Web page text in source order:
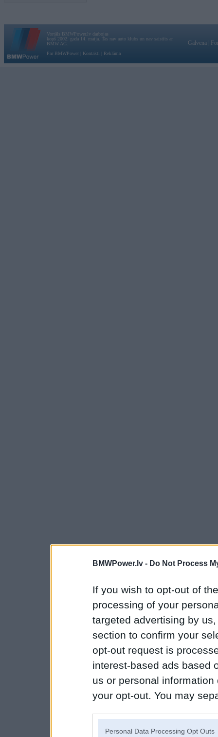
BMWPower.lv - Do Not Process
If you wish to opt-out of
processing of your
targeted advertising by
section to confirm your
opt-out request is
interest-based ads based
us or personal
your opt-out. You may
Personal Data Processing Opt Outs
Vortāls BMWPower.lv darbojas
kopš 2002. gada 14. maija. Tas nav auto klubs un nav saistīts ar
BMW AG.
Par BMWPower
Kontakti Reklāma
Galvena